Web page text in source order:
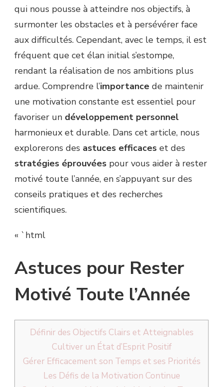
qui nous pousse à atteindre nos objectifs, à
surmonter les obstacles et à persévérer face
aux difficultés. Cependant, avec le temps, il est
fréquent que cet élan initial s’estompe,
rendant la réalisation de nos ambitions plus
ardue. Comprendre l’importance de maintenir
une motivation constante est essentiel pour
favoriser un développement personnel
harmonieux et durable. Dans cet article, nous
explorerons des astuces efficaces et des
stratégies éprouvées pour vous aider à rester
motivé toute l’année, en s’appuyant sur des
conseils pratiques et des recherches
scientifiques.
« `html
Astuces pour Rester
Motivé Toute l’Année
Définir des Objectifs Clairs et Atteignables
Cultiver un État d’Esprit Positif
Gérer Efficacement son Temps et ses Priorités
Les Défis de la Motivation Continue